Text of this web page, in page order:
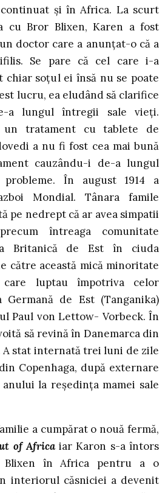
şi în Africa. La scurt
cu Bror Blixen, Karen a fost
doctor care a anunţat-o că a
Se pare că cel care i-a
chiar soţul ei însă nu se poate
lucru, ea eludând să clarifice
a lungul întregii sale vieţi.
tratament cu tablete de
a nu fi fost cea mai bună
cauzându-i de-a lungul
În august 1914 a
Mondial. Tânara famile
pe nedrept că ar avea simpatii
întreaga comunitate
Britanică de Est în ciuda
către această mică minoritate
luptau împotriva celor
de Est (Tanganika)
Paul von Lettow- Vorbeck. În
să revină în Danemarca din
A stat internată trei luni de zile
Copenhaga, după externare
la reşedinţa mamei sale
a cumpărat o nouă fermă,
of Africaiar Karon s-a întors
Blixen în Africa pentru a o
interiorul căsniciei a devenit